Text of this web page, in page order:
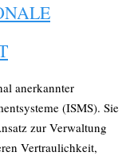
anerkannter
(ISMS). Sie
zur Verwaltung
Vertraulichkeit,